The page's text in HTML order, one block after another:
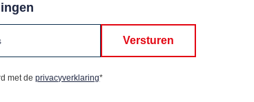
met deprivacyverklaring*
Versturen